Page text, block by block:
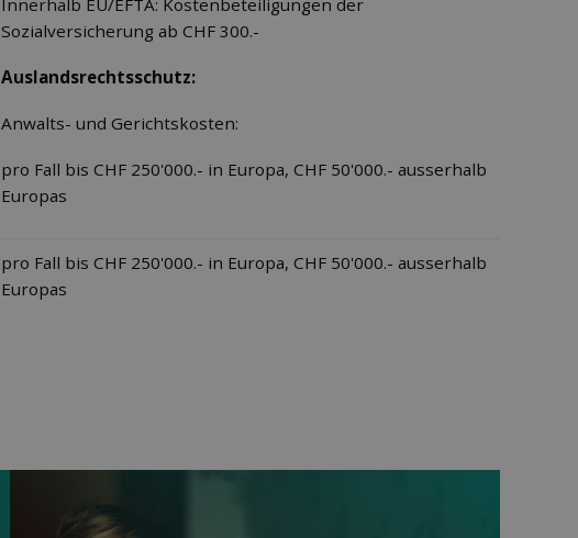
Innerhalb EU/EFTA: Kostenbeteiligungen der
Sozialversicherung ab CHF 300.-
Auslandsrechtsschutz:
Anwalts- und Gerichtskosten:
pro Fall bis CHF 250'000.- in Europa, CHF 50'000.- ausserhalb
Europas
pro Fall bis CHF 250'000.- in Europa, CHF 50'000.- ausserhalb
Europas